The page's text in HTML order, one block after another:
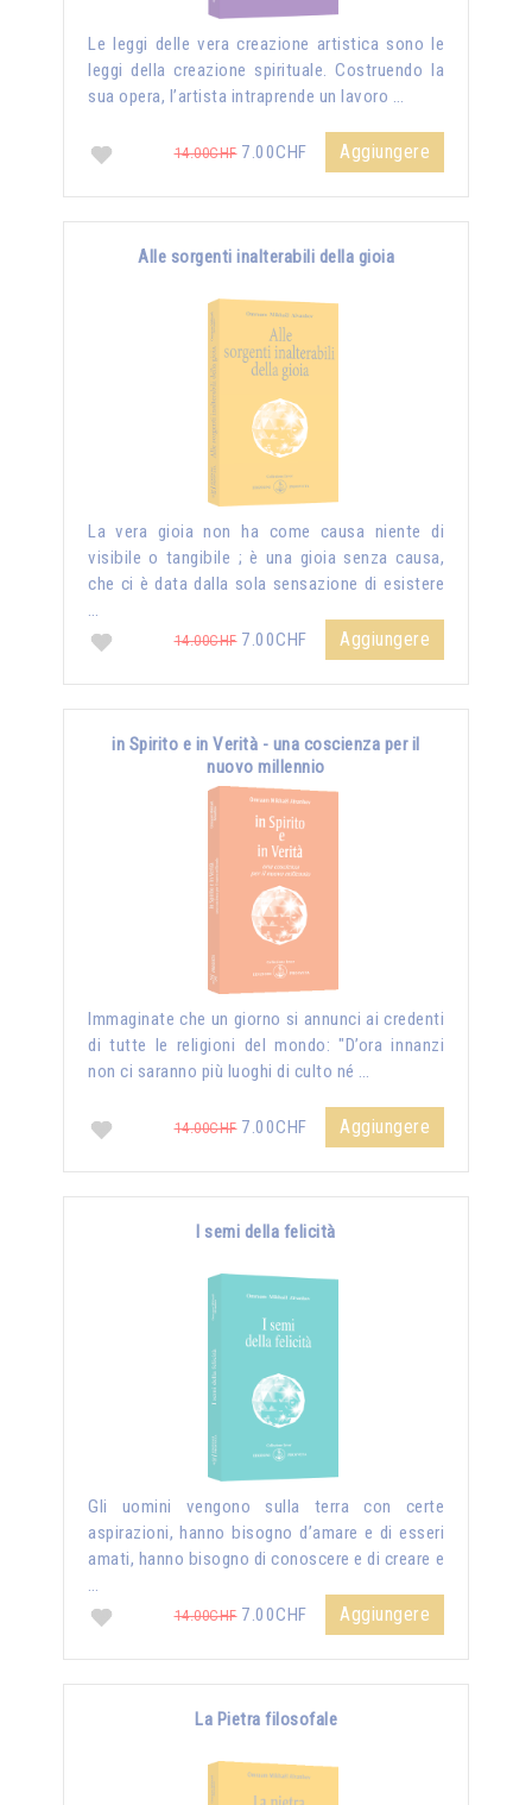
Le leggi delle vera creazione artistica sono le
leggi della creazione spirituale. Costruendo la
sua opera, l’artista intraprende un lavoro …
14.00CHF7.00CHF Aggiungere
Alle sorgenti inalterabili della gioia
La vera gioia non ha come causa niente di
visibile o tangibile ; è una gioia senza causa,
che ci è data dalla sola sensazione di esistere
…
14.00CHF7.00CHF Aggiungere
in Spirito e in Verità - una coscienza per il
nuovo millennio
Immaginate che un giorno si annunci ai credenti
di tutte le religioni del mondo: "D’ora innanzi
non ci saranno più luoghi di culto né …
14.00CHF7.00CHF Aggiungere
I semi della felicità
Gli uomini vengono sulla terra con certe
aspirazioni, hanno bisogno d’amare e di esseri
amati, hanno bisogno di conoscere e di creare e
…
14.00CHF7.00CHF Aggiungere
La Pietra filosofale